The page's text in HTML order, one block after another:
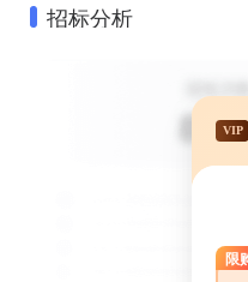
招标分析
VIP
限